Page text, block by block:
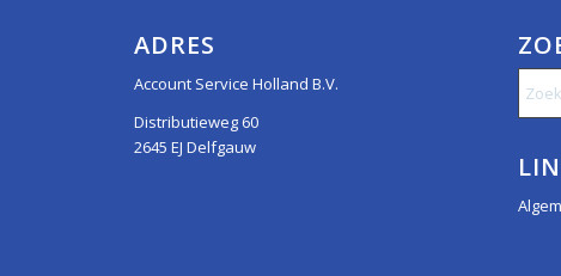
ADRES
Account Service Holland B.V.
Distributieweg 60
2645 EJ Delfgauw